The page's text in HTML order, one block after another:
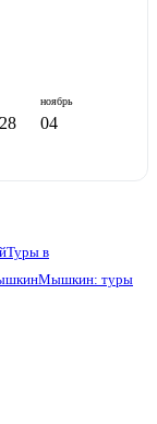
ноябрь
04
Туры в
Мышкин: туры